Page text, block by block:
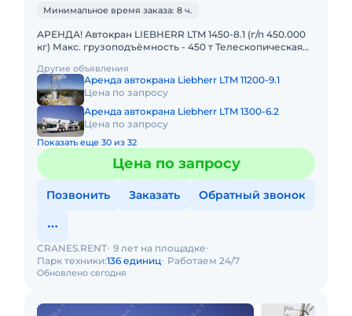
Минимальное время заказа: 8 ч.
АРЕНДА! Автокран LIEBHERR LTM 1450-8.1 (г/п 450.000
кг) Макс. грузоподъёмность - 450 т Телескопическая
Другие объявления
Аренда автокрана Liebherr LTM 11200-9.1
Цена по запросу
Аренда автокрана Liebherr LTM 1300-6.2
Цена по запросу
Показать еще 30 из 32
Цена по запросу
Позвонить Заказать Обратный звонок
Обновлено сегодня
CRANES.RENT 9 лет на площадке
Парк техники:136 единиц Работаем 24/7